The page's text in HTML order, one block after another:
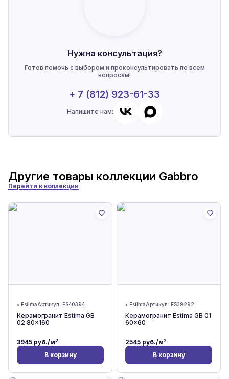
Нужна консультация?
Готов помочь с выбором и проконсультировать по всем
вопросам!
+ 7 (812) 923-61-33
Напишите нам:
Другие товары коллекции Gabbro
Перейти к коллекции
• EstimaАртикул: ES40394
Керамогранит Estima GB
02 80x160
3945 руб./м2
В корзину
• EstimaАртикул: ES39292
Керамогранит Estima GB 01
60x60
2545 руб./м2
В корзину